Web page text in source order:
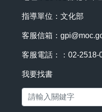
指導單位：文化部
客服信箱：
客服電話：：02-2518-
我要找書